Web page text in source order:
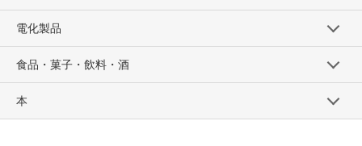
電化製品
食品・菓子・飲料・酒
本